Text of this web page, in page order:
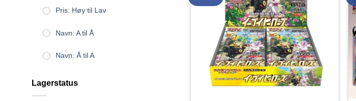
Pris: Høy til Lav
Navn: A til Å
Navn: Å til A
Lagerstatus